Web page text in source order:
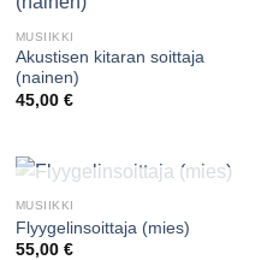
MUSIIKKI
Akustisen kitaran soittaja
(nainen)
45,00 €
SLUT I LAGER
MUSIIKKI
Flyygelinsoittaja (mies)
55,00 €